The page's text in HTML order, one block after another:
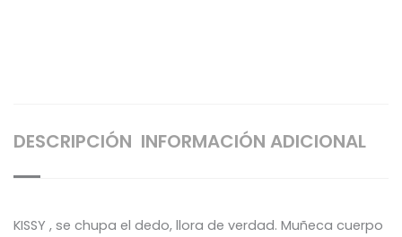
DESCRIPCIÓN INFORMACIÓN ADICIONAL
KISSY , se chupa el dedo, llora de verdad. Muñeca cuerpo